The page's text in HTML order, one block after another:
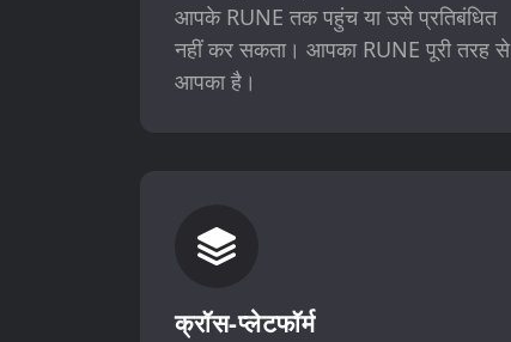
आपके RUNE तक पहुंच या उसे प्रतिबंधित
नहीं कर सकता। आपका RUNE पूरी तरह से
आपका है।
क्रॉस-प्लेटफॉर्म